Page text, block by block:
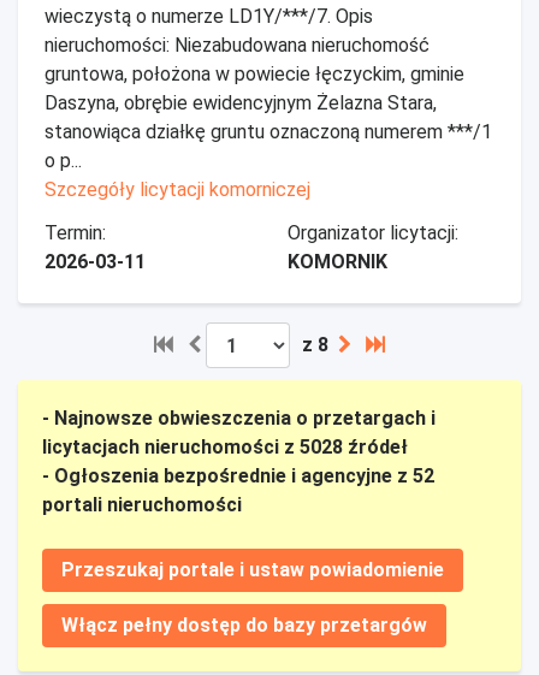
wieczystą o numerze LD1Y/***/7. Opis
nieruchomości: Niezabudowana nieruchomość
gruntowa, położona w powiecie łęczyckim, gminie
Daszyna, obrębie ewidencyjnym Żelazna Stara,
stanowiąca działkę gruntu oznaczoną numerem ***/1
o p...
Szczegóły licytacji komorniczej
Termin:
2026-03-11
Organizator licytacji:
KOMORNIK
z 8
- Najnowsze obwieszczenia o przetargach i
licytacjach nieruchomości z 5028 źródeł
- Ogłoszenia bezpośrednie i agencyjne z 52
portali nieruchomości
Przeszukaj portale i ustaw powiadomienie
Włącz pełny dostęp do bazy przetargów